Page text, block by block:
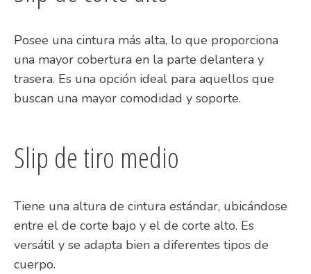
Posee una cintura más alta, lo que proporciona
una mayor cobertura en la parte delantera y
trasera. Es una opción ideal para aquellos que
buscan una mayor comodidad y soporte.
Slip de tiro medio
Tiene una altura de cintura estándar, ubicándose
entre el de corte bajo y el de corte alto. Es
versátil y se adapta bien a diferentes tipos de
cuerpo.